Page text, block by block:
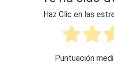
Haz Clic en las
Puntuación